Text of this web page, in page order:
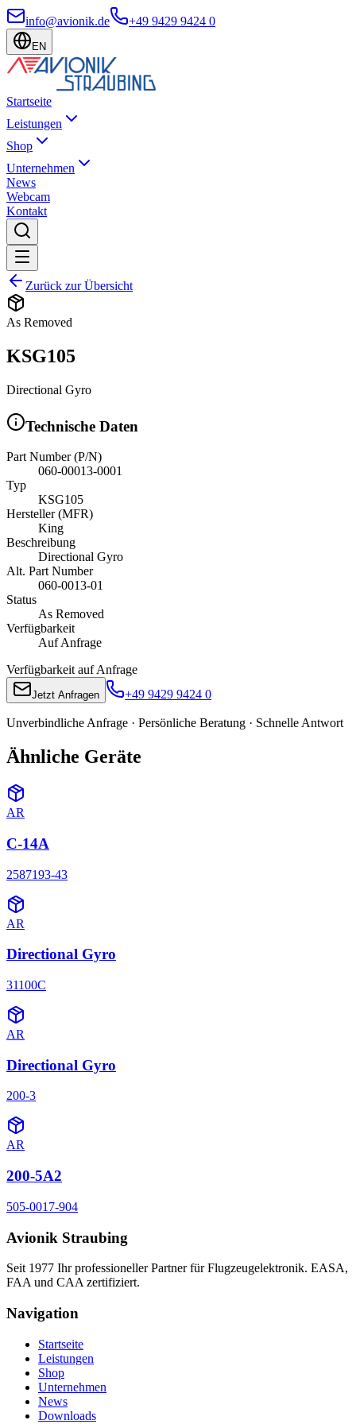
info@avionik.de +49 9429 9424 0
EN
Startseite
Leistungen
Shop
Unternehmen
News
Webcam
Kontakt
Zurück zur Übersicht
As Removed
KSG105
Directional Gyro
Technische Daten
Part Number (P/N)
060-00013-0001
Typ
KSG105
Hersteller (MFR)
King
Beschreibung
Directional Gyro
Alt. Part Number
060-0013-01
Status
As Removed
Verfügbarkeit
Auf Anfrage
Verfügbarkeit auf Anfrage
Jetzt Anfragen +49 9429 9424 0
Unverbindliche Anfrage · Persönliche Beratung · Schnelle Antwort
Ähnliche Geräte
AR
C-14A
2587193-43
AR
Directional Gyro
31100C
AR
Directional Gyro
200-3
AR
200-5A2
505-0017-904
Avionik Straubing
Seit 1977 Ihr professioneller Partner für Flugzeugelektronik. EASA,
FAA und CAA zertifiziert.
Navigation
Startseite
Leistungen
Shop
Unternehmen
News
Downloads